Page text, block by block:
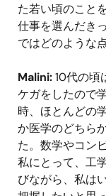
た若い頃のこと
仕事を選んだき
ではどのような
Malini:10代の頃
ケガをしたので
時、ほとんどの
か医学のどちら
た。数学やコン
私にとって、工
びながら、私は